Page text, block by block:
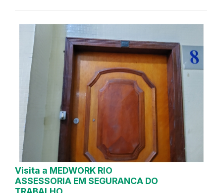
Visita a MEDWORK RIO
ASSESSORIA EM SEGURANCA DO